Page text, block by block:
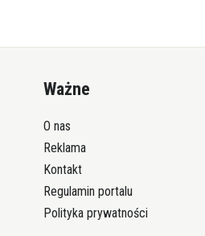
Ważne
O nas
Reklama
Kontakt
Regulamin portalu
Polityka prywatności